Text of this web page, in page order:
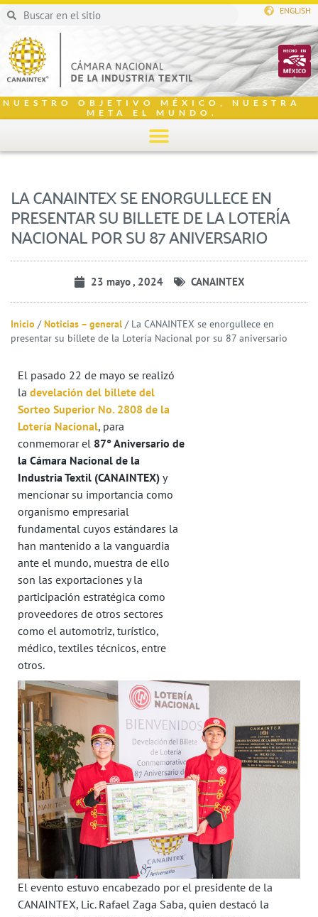
ENGLISH
NUESTRO OBJETIVO MÉXICO, NUESTRA
META EL MUNDO.
LA CANAINTEX SE ENORGULLECE EN
PRESENTAR SU BILLETE DE LA LOTERÍA
NACIONAL POR SU 87 ANIVERSARIO
23 mayo , 2024 CANAINTEX
Inicio /Noticias – general / La CANAINTEX se enorgullece en
presentar su billete de la Lotería Nacional por su 87 aniversario
El pasado 22 de mayo se realizó
la develación del billete del
Sorteo Superior No. 2808 de la
Lotería Nacional, para
conmemorar el 87° Aniversario de
la Cámara Nacional de la
Industria Textil (CANAINTEX) y
mencionar su importancia como
organismo empresarial
fundamental cuyos estándares la
han mantenido a la vanguardia
ante el mundo, muestra de ello
son las exportaciones y la
participación estratégica como
proveedores de otros sectores
como el automotriz, turístico,
médico, textiles técnicos, entre
otros.
El evento estuvo encabezado por el presidente de la
CANAINTEX, Lic. Rafael Zaga Saba, quien destacó la